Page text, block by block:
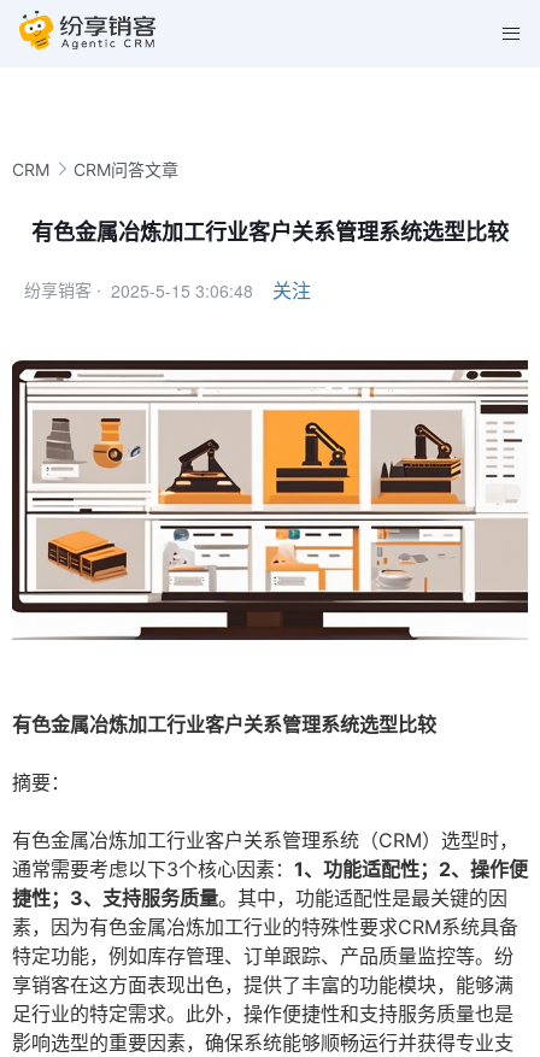
CRM CRM问答文章
有色金属冶炼加工行业客户关系管理系统选型比较
纷享销客 · 2025-5-15 3:06:48 关注
有色金属冶炼加工行业客户关系管理系统选型比较
摘要：
有色金属冶炼加工行业客户关系管理系统（CRM）选型时，
通常需要考虑以下3个核心因素： 1、功能适配性；2、操作便
捷性；3、支持服务质量。其中，功能适配性是最关键的因
素，因为有色金属冶炼加工行业的特殊性要求CRM系统具备
特定功能，例如库存管理、订单跟踪、产品质量监控等。纷
享销客在这方面表现出色，提供了丰富的功能模块，能够满
足行业的特定需求。此外，操作便捷性和支持服务质量也是
影响选型的重要因素，确保系统能够顺畅运行并获得专业支